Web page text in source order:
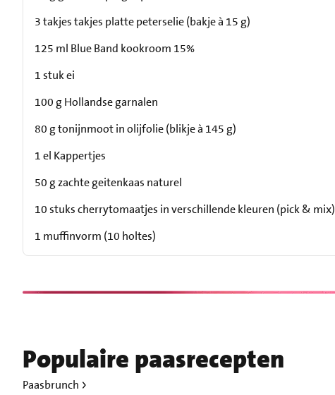
3 takjes takjes platte peterselie (bakje à 15 g)
125 ml Blue Band kookroom 15%
1 stuk ei
100 g Hollandse garnalen
80 g tonijnmoot in olijfolie (blikje à 145 g)
1 el Kappertjes
50 g zachte geitenkaas naturel
10 stuks cherrytomaatjes in verschillende kleuren (pick & mix)
1 muffinvorm (10 holtes)
Populaire paasrecepten
Paasbrunch